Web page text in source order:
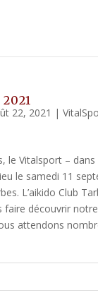
22, 2021 |
le Vitalsport – dans
le samedi 11
L’aikido Club
faire découvrir
attendons